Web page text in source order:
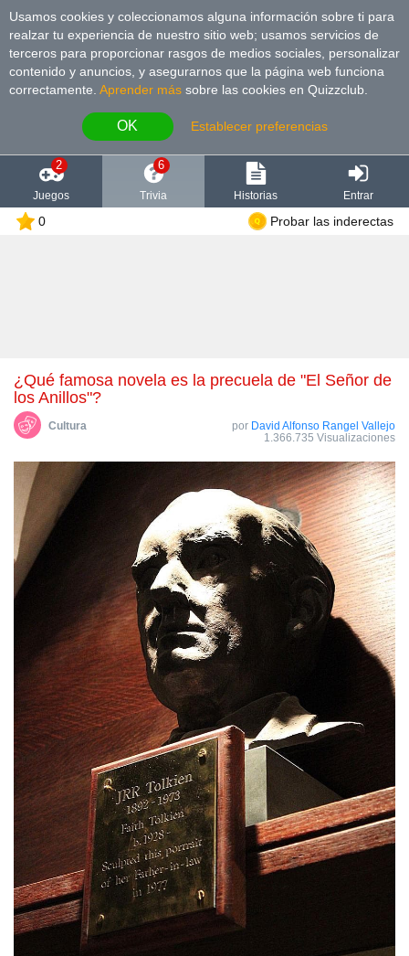
Usamos cookies y coleccionamos alguna información sobre ti para
realzar tu experiencia de nuestro sitio web; usamos servicios de
terceros para proporcionar rasgos de medios sociales, personalizar
contenido y anuncios, y asegurarnos que la página web funciona
correctamente. Aprender más sobre las cookies en Quizzclub.
OK Establecer preferencias
2
Juegos
6
Trivia Historias Entrar
0 Probar las inderectas
¿Qué famosa novela es la precuela de "El Señor de
los Anillos"?
Cultura por David Alfonso Rangel Vallejo
1.366.735 Visualizaciones